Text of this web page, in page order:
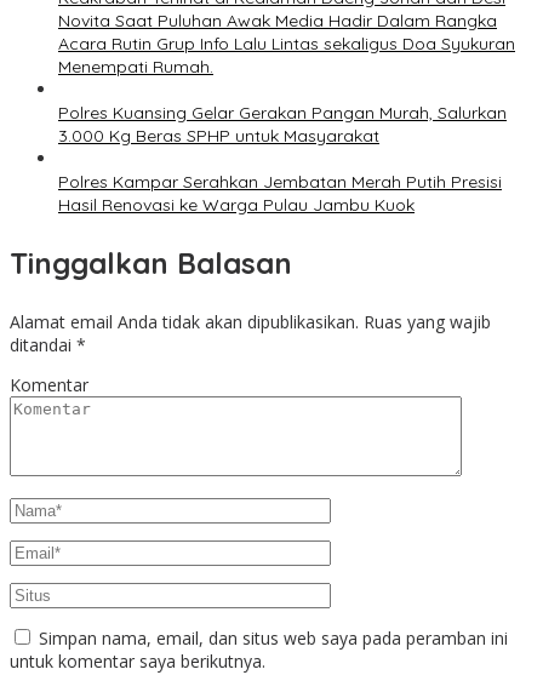
Novita Saat Puluhan Awak Media Hadir Dalam Rangka
Acara Rutin Grup Info Lalu Lintas sekaligus Doa Syukuran
Menempati Rumah.
Polres Kuansing Gelar Gerakan Pangan Murah, Salurkan
3.000 Kg Beras SPHP untuk Masyarakat
Polres Kampar Serahkan Jembatan Merah Putih Presisi
Hasil Renovasi ke Warga Pulau Jambu Kuok
Tinggalkan Balasan
Alamat email Anda tidak akan dipublikasikan. Ruas yang wajib
ditandai *
Komentar
Simpan nama, email, dan situs web saya pada peramban ini
untuk komentar saya berikutnya.